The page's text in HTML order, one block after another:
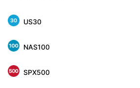
US30
NAS100
SPX500